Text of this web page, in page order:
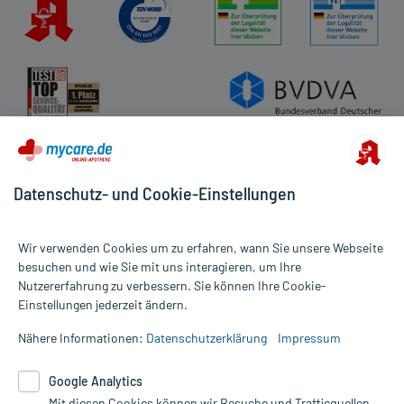
Alle Preise gelten inkl. MwSt., ggf. zzgl. Versandkosten
Informationen auf dieser Website werden ausschließlich für
die Untersuchung und Behandlung durch einen Arzt. Bitte
Therapien eingeleitet werden können. | Diese Webseite benutzt
Datenschutz- und Cookie-Einstellungen
Wir verwenden Cookies um zu erfahren, wann Sie unsere Webseite
besuchen und wie Sie mit uns interagieren, um Ihre
Nutzererfahrung zu verbessern. Sie können Ihre Cookie-
Einstellungen jederzeit ändern.
Nähere Informationen: Datenschutzerklärung Impressum
Google Analytics